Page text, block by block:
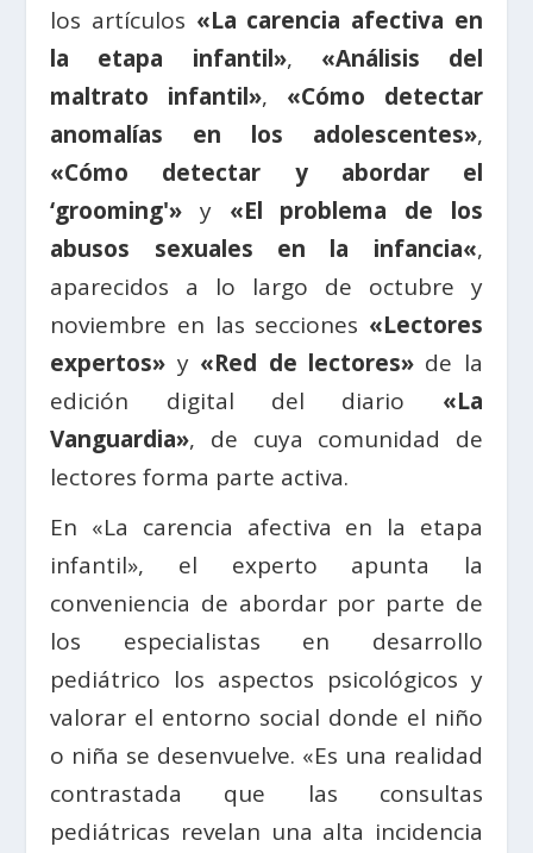
los artículos «La carencia afectiva en
la etapa infantil», «Análisis del
maltrato infantil», «Cómo detectar
anomalías en los adolescentes»,
«Cómo detectar y abordar el
‘grooming'»y «El problema de los
abusos sexuales en la infancia«,
aparecidos a lo largo de octubre y
noviembre en las secciones «Lectores
expertos» y «Red de lectores»de la
edición digital del diario «La
Vanguardia», de cuya comunidad de
lectores forma parte activa.
En «La carencia afectiva en la etapa
infantil», el experto apunta la
conveniencia de abordar por parte de
los especialistas en desarrollo
pediátrico los aspectos psicológicos y
valorar el entorno social donde el niño
o niña se desenvuelve. «Es una realidad
contrastada que las consultas
pediátricas revelan una alta incidencia